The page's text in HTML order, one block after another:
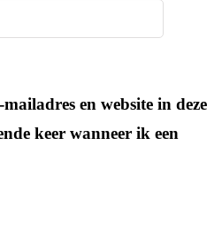
en website in deze
keer wanneer ik een